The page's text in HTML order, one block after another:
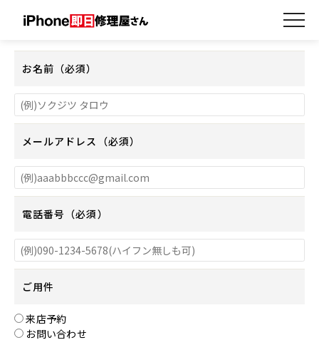
お問い合わせ（朝倉甘木店）
お名前（必須）
メールアドレス（必須）
電話番号（必須）
ご用件
来店予約
お問い合わせ